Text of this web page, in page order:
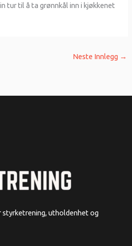
tur til å ta grønnkål inn i kjøkkenet
Neste Innlegg →
utholdenhet og